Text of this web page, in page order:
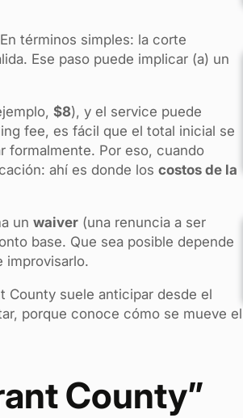
términos simples: la corte
Ese paso puede implicar (a) un
$8), y el service puede
fee, es fácil que el total inicial se
formalmente. Por eso, cuando
ahí es donde los costos de la
un waiver (una renuncia a ser
base. Que sea posible depende
improvisarlo.
County suele anticipar desde el
porque conoce cómo se mueve el
County”